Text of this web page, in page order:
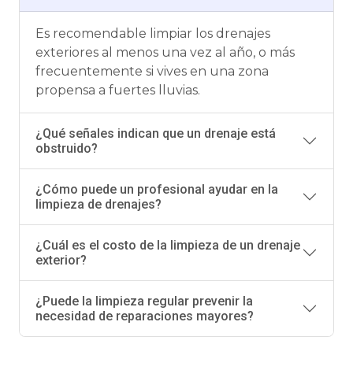
Es recomendable limpiar los drenajes
exteriores al menos una vez al año, o más
frecuentemente si vives en una zona
propensa a fuertes lluvias.
¿Qué señales indican que un drenaje está
obstruido?
¿Cómo puede un profesional ayudar en la
limpieza de drenajes?
¿Cuál es el costo de la limpieza de un drenaje
exterior?
¿Puede la limpieza regular prevenir la
necesidad de reparaciones mayores?